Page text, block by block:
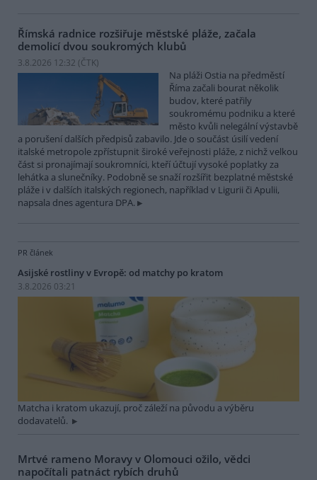
Římská radnice rozšiřuje městské pláže, začala
demolicí dvou soukromých klubů
3.8.2026 12:32 (ČTK)
Na pláži Ostia na předměstí
Říma začali bourat několik
budov, které patřily
soukromému podniku a které
město kvůli nelegální výstavbě
a porušení dalších předpisů zabavilo. Jde o součást úsilí vedení
italské metropole zpřístupnit široké veřejnosti pláže, z nichž velkou
část si pronajímají soukromníci, kteří účtují vysoké poplatky za
lehátka a slunečníky. Podobně se snaží rozšířit bezplatné městské
pláže i v dalších italských regionech, například v Ligurii či Apulii,
napsala dnes agentura DPA.
PR článek
Asijské rostliny v Evropě: od matchy po kratom
3.8.2026 03:21
Matcha i kratom ukazují, proč záleží na původu a výběru
dodavatelů.
Mrtvé rameno Moravy v Olomouci ožilo, vědci
napočítali patnáct rybích druhů